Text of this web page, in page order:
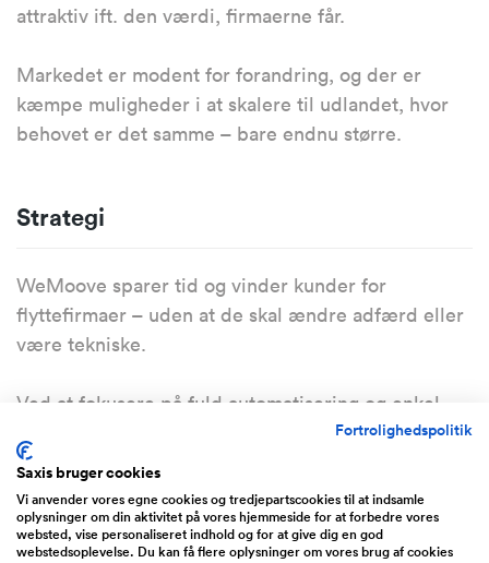
attraktiv ift. den værdi, firmaerne får.
Markedet er modent for forandring, og der er
kæmpe muligheder i at skalere til udlandet, hvor
behovet er det samme – bare endnu større.
Strategi
WeMoove sparer tid og vinder kunder for
flyttefirmaer – uden at de skal ændre adfærd eller
være tekniske.
Ved at fokusere på fuld automatisering og enkel
brugerflade, udnytter vi branchens manglende
digitalisering og tilbyder en løsning, der nærmest
sælger sig selv.
Systemet er bygget lean og billigt i drift, så det kan
Fortrolighedspolitik
Saxis bruger cookies
Vi anvender vores egne cookies og tredjepartscookies til at indsamle
oplysninger om din aktivitet på vores hjemmeside for at forbedre vores
websted, vise personaliseret indhold og for at give dig en god
webstedsoplevelse. Du kan få flere oplysninger om vores brug af cookies